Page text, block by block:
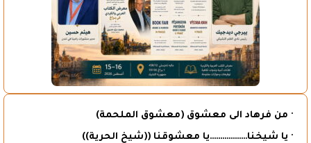
· من فرهاد الى معشوق (معشوق الملحمة)
· يا شيخنا………………يا معشوقنا ((شيخ الحرية))